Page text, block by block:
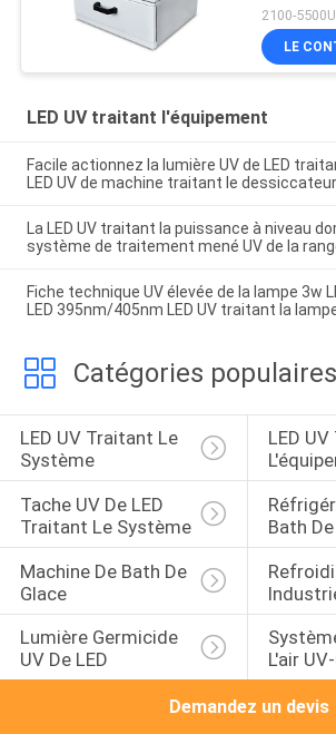
de
de la
LE
LED UV traitant l'équipement
Facile actionnez la lumière UV de LED
LED UV de machine traitant le
La LED UV traitant la puissance à niveau
système de traitement mené UV de la
Fiche technique UV élevée de la lampe 3w
LED 395nm/405nm LED UV traitant la
Catégories populaires
LED UV Traitant Le
Système
LED
Tache UV De LED
Traitant Le Système
Bath
Machine De Bath De
Glace
Lumière Germicide
UV De LED
L'air
Demandez un devis